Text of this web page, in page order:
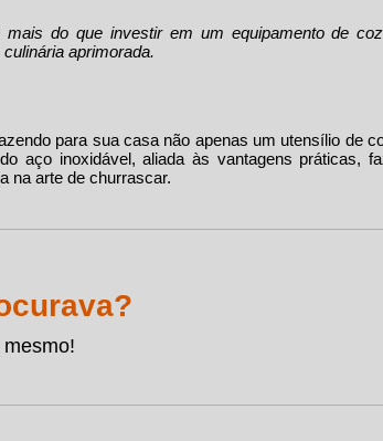
mais do que investir em um equipamento de
aprimorada.
para sua casa não apenas um utensílio de
aço inoxidável, aliada às vantagens práticas,
na arte de churrascar.